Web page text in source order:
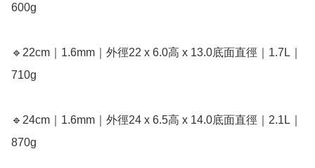
600g
🔹22cm｜1.6mm｜外徑22 x 6.0高 x 13.0底面直徑｜1.7L｜
710g
🔹24cm｜1.6mm｜外徑24 x 6.5高 x 14.0底面直徑｜2.1L｜
870g